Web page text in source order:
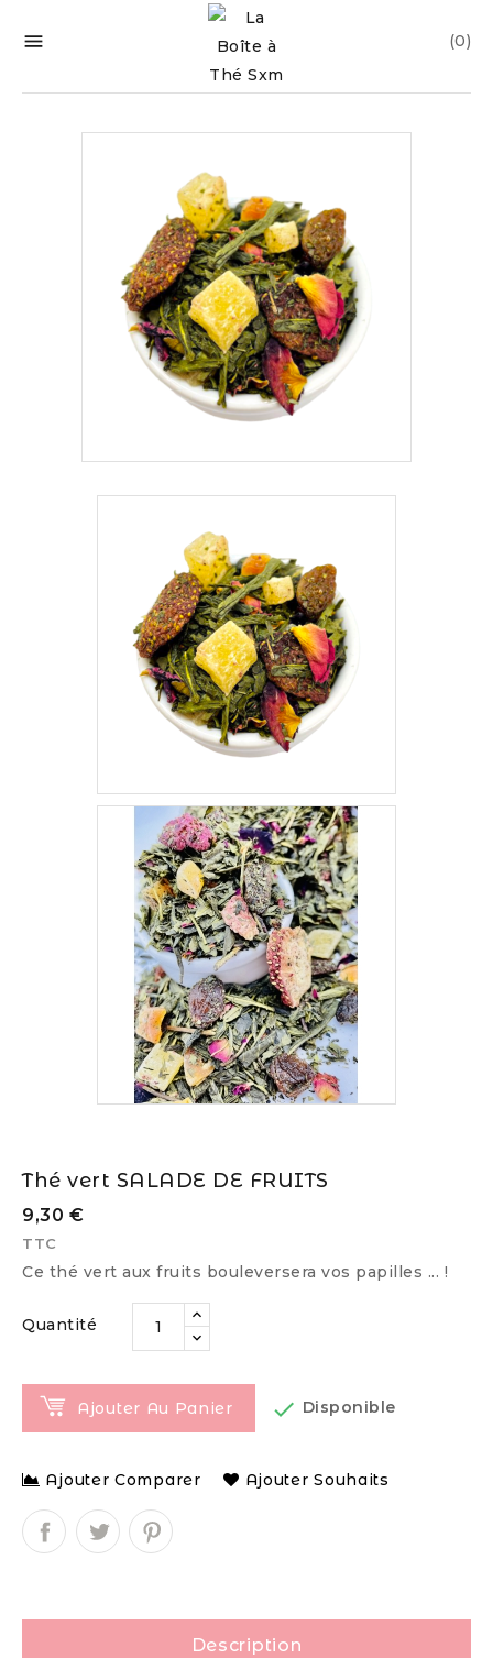
 (0)
Thé vert SALADE DE FRUITS
9,30 €
TTC
Ce thé vert aux fruits bouleversera vos papilles ... !
Quantité
Ajouter Au Panier  Disponible
Ajouter Comparer Ajouter Souhaits
Description